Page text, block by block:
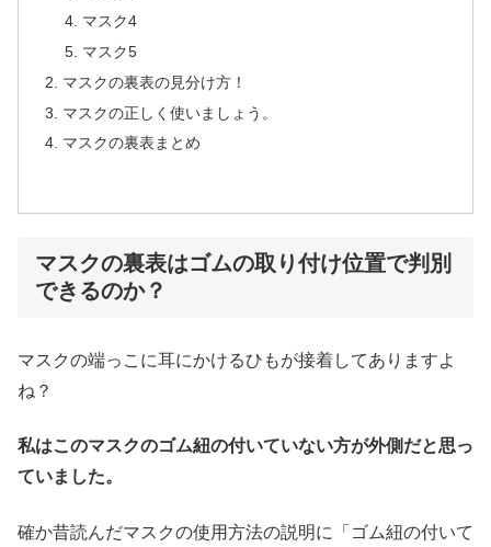
マスク4
マスク5
マスクの裏表の見分け方！
マスクの正しく使いましょう。
マスクの裏表まとめ
マスクの裏表はゴムの取り付け位置で判別
できるのか？
マスクの端っこに耳にかけるひもが接着してありますよ
ね？
私はこのマスクのゴム紐の付いていない方が外側だと思っ
ていました。
確か昔読んだマスクの使用方法の説明に「ゴム紐の付いて